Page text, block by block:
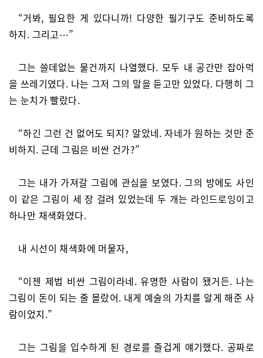
“거봐, 필요한 게 있다니까! 다양한 필기구도 준비하도록
하지. 그리고⋯”
그는 쓸데없는 물건까지 나열했다. 모두 내 공간만 잡아먹
을 쓰레기였다. 나는 그저 그의 말을 듣고만 있었다. 다행히 그
는 눈치가 빨랐다.
“하긴 그런 건 없어도 되지? 알았네. 자네가 원하는 것만 준
비하지. 근데 그림은 비싼 건가?”
그는 내가 가져갈 그림에 관심을 보였다. 그의 방에도 사인
이 같은 그림이 세 장 걸려 있었는데 두 개는 라인드로잉이고
하나만 채색화였다.
내 시선이 채색화에 머물자,
“이젠 제법 비싼 그림이라네. 유명한 사람이 됐거든. 나는
그림이 돈이 되는 줄 몰랐어. 내게 예술의 가치를 알게 해준 사
람이었지.”
그는 그림을 입수하게 된 경로를 즐겁게 얘기했다. 공짜로